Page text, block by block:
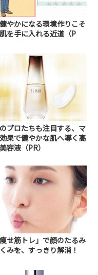
やかになる環境作りこそ
を手に入れる近道（P
プロたちも注目する、マ
果で健やかな肌へ導く高
容液（PR）
痩せ筋トレ」で顔のたるみ
みを、すっきり解消！